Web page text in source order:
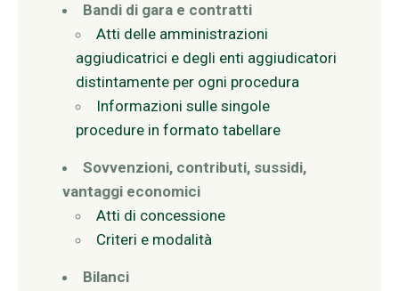
Bandi di gara e contratti
Atti delle amministrazioni
aggiudicatrici e degli enti aggiudicatori
distintamente per ogni procedura
Informazioni sulle singole
procedure in formato tabellare
Sovvenzioni, contributi, sussidi,
vantaggi economici
Atti di concessione
Criteri e modalità
Bilanci